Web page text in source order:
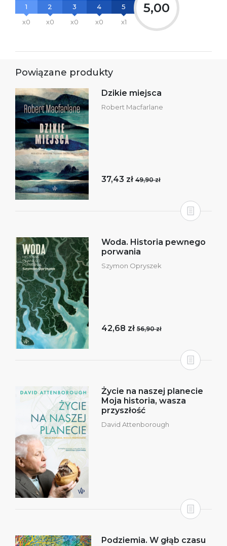
1
x0
2
x0
3
x0
4
x0
5
x1
5,00
Powiązane produkty
Dzikie miejsca
Robert Macfarlane
37,43 zł 49,90 zł
Woda. Historia pewnego
porwania
Szymon Opryszek
42,68 zł 56,90 zł
Życie na naszej planecie
Moja historia, wasza
przyszłość
David Attenborough
Podziemia. W głąb czasu